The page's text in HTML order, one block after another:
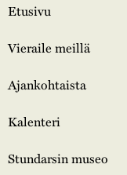
Etusivu
Vieraile meillä
Ajankohtaista
Kalenteri
Stundarsin museo